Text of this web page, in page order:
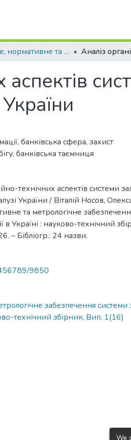
Правове, нормативне та метрологічне забезпечення системи захисту інформації в Україні: науково-технічний збірник, Вип. 1(16)
аспектів
, банківська сфера, захист
, банківська таємниця
технічних аспектів системи
України / Віталій Носов,
та метрологічне
в Україні : науково-технічний
– Бібліогр.: 24 назви.
9850
забезпечення системи
технічний збірник, Вип. 1(16)
We